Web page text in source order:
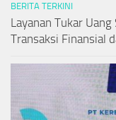
BERITA TERKINI
Layanan Tukar
Transaksi Finansial